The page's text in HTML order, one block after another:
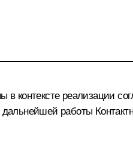
контексте реализации
работы